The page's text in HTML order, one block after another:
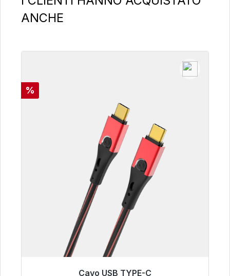
ANCHE
Sconto
%
Cavo USB TYPE-C